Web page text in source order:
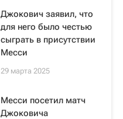
Джокович заявил, что
для него было честью
сыграть в присутствии
Месси
29 марта 2025
Месси посетил матч
Джоковича